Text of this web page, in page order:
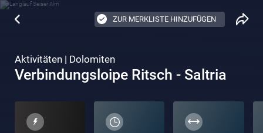
ZUR MERKLISTE HINZUFÜGEN
Aktivitäten | Dolomiten
Verbindungsloipe Ritsch - Saltria